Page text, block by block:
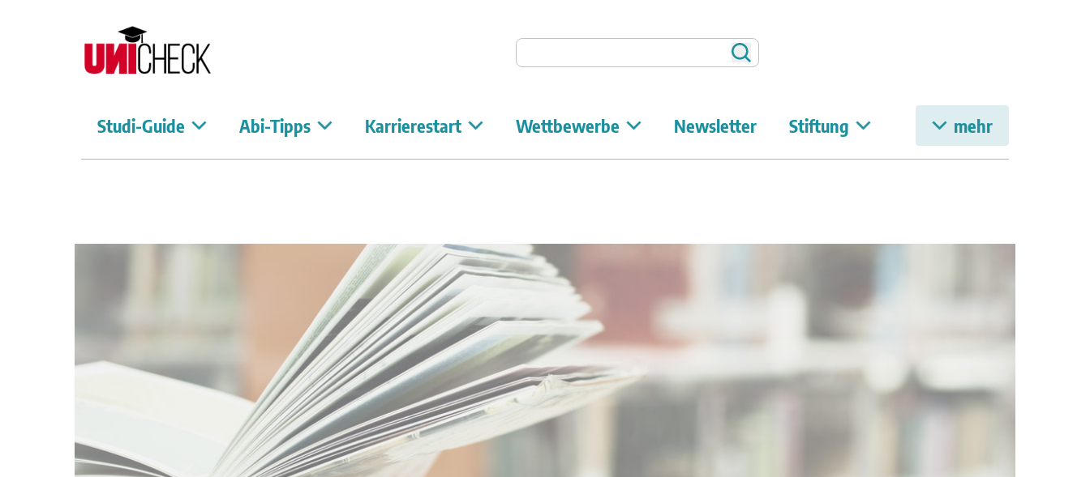
Auf Unicum suchen Suchen
Studi-Guide Abi-Tipps Karrierestart Wettbewerbe Newsletter Stiftung mehr